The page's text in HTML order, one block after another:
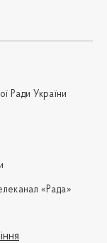
Ради України
«Рада»